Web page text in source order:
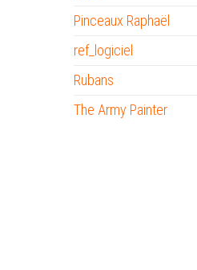
Pinceaux Raphaël
ref_logiciel
Rubans
The Army Painter